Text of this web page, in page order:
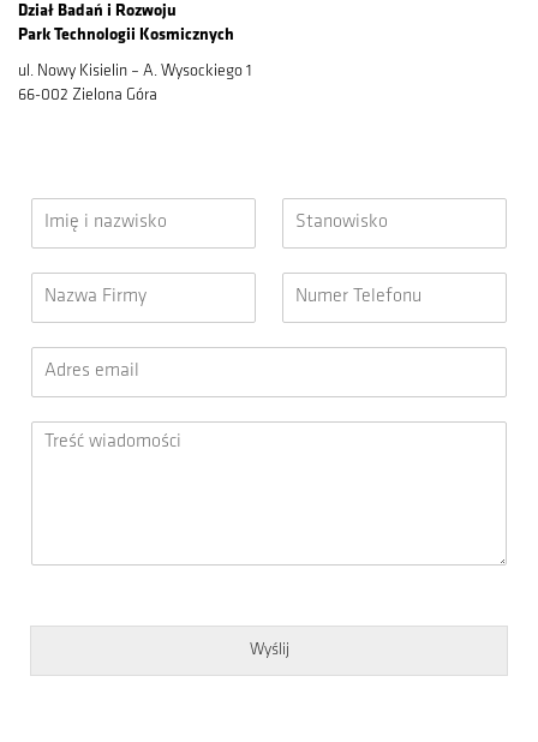
Dział Badań i Rozwoju
Park Technologii Kosmicznych
ul. Nowy Kisielin – A. Wysockiego 1
66-002 Zielona Góra
Wyślij